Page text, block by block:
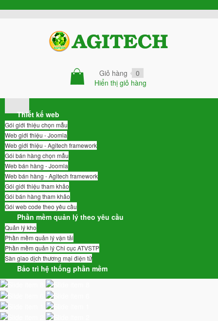
Giỏ hàng
0
Hiển thị giỏ hàng
Thiết kế web
Gói giới thiệu chọn mẫu
Web giới thiệu - Joomla
Web giới thiệu - Agitech framework
Gói bán hàng chọn mẫu
Web bán hàng - Joomla
Web bán hàng - Agitech framework
Gói giới thiệu tham khảo
Gói bán hàng tham khảo
Gói web code theo yêu cầu
Phần mềm quản lý theo yêu cầu
Quản lý kho
Phần mềm quản lý vận tải
Phần mềm quản lý Chi cục ATVSTP
Sàn giao dịch thương mại điện tử
Bảo trì hệ thống phần mềm